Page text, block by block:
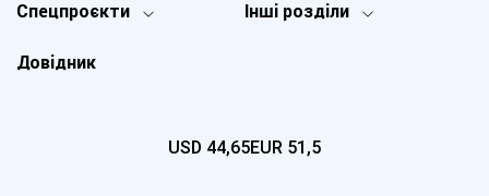
Спецпроєкти Інші розділи
Довідник
USD 44,65EUR 51,5